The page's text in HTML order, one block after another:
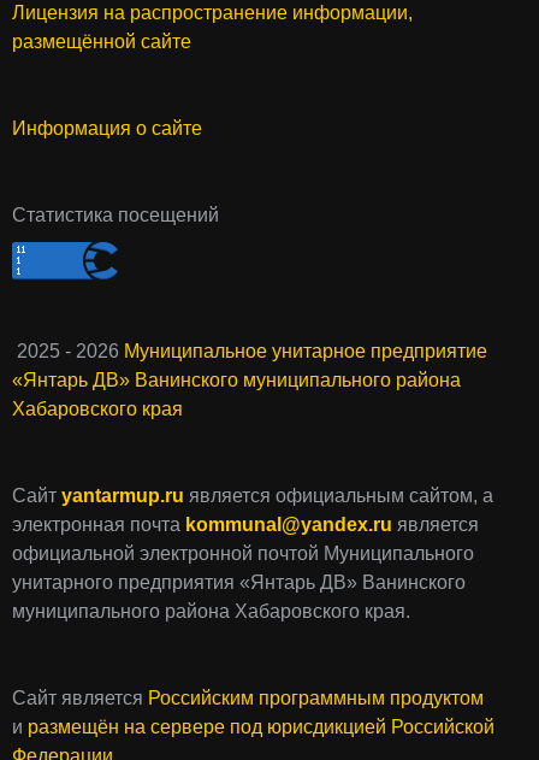
Лицензия на распространение информации,
размещённой сайте
Информация о сайте
Статистика посещений
2025 - 2026 Муниципальное унитарное предприятие
«Янтарь ДВ» Ванинского муниципального района
Хабаровского края
Сайт yantarmup.ru является официальным сайтом, а
электронная почта kommunal@yandex.ru является
официальной электронной почтой Муниципального
унитарного предприятия «Янтарь ДВ» Ванинского
муниципального района Хабаровского края.
Сайт является Российским программным продуктом
и размещён на сервере под юрисдикцией Российской
Федерации